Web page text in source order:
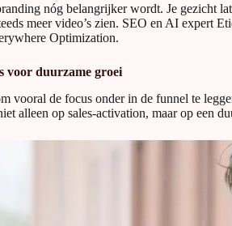
nóg belangrijker wordt. Je gezicht
meer video’s zien. SEO en AI expert
Optimization.
voor duurzame groei
vooral de focus onder in de funnel te
alleen op sales-activation, maar op een